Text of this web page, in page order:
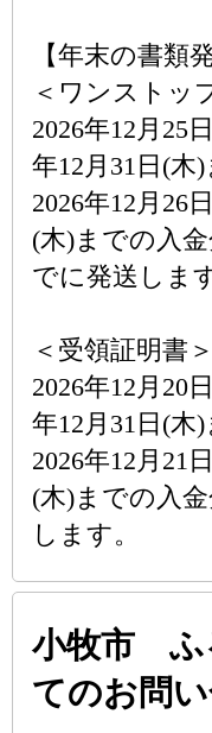
【年末の書類
＜ワンストッ
2026年12月25
年12月31日(木
2026年12月26
(木)までの入金
でに発送しま
＜受領証明書＞
2026年12月20
年12月31日(木
2026年12月21
(木)までの入
します。
小牧市 ふ
てのお問